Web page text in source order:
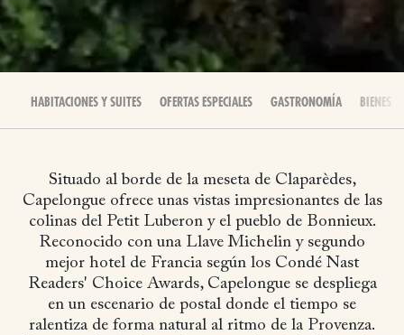
HABITACIONES Y SUITES OFERTAS ESPECIALES GASTRONOMÍA
Situado al borde de la meseta de Claparèdes,
Capelongue ofrece unas vistas impresionantes de las
colinas del Petit Luberon y el pueblo de Bonnieux.
Reconocido con una Llave Michelin y segundo
mejor hotel de Francia según los Condé Nast
Readers' Choice Awards, Capelongue se despliega
en un escenario de postal donde el tiempo se
ralentiza de forma natural al ritmo de la Provenza.